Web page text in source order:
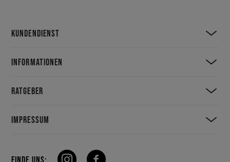
KUNDENDIENST
INFORMATIONEN
RATGEBER
IMPRESSUM
FINDE UNS: